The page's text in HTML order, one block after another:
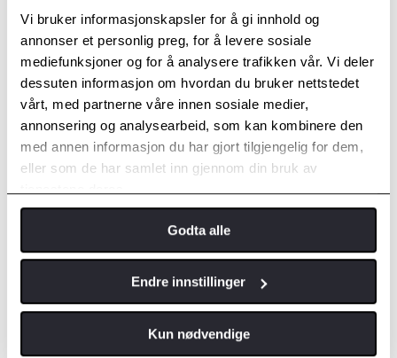
Vi bruker informasjonskapsler for å gi innhold og
annonser et personlig preg, for å levere sosiale
mediefunksjoner og for å analysere trafikken vår. Vi deler
dessuten informasjon om hvordan du bruker nettstedet
vårt, med partnerne våre innen sosiale medier,
annonsering og analysearbeid, som kan kombinere den
med annen informasjon du har gjort tilgjengelig for dem,
eller som de har samlet inn gjennom din bruk av
Godta alle
Endre innstillinger
Kun nødvendige